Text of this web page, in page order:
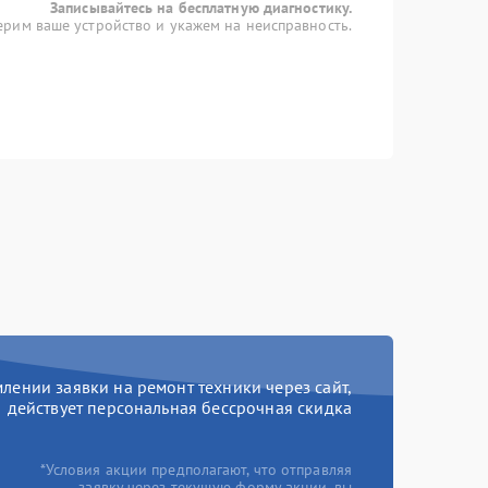
Записывайтесь на бесплатную диагностику.
ваше устройство и укажем на неисправность.
заявки на ремонт техники через сайт,
действует персональная бессрочная скидка
*Условия акции предполагают, что отправляя